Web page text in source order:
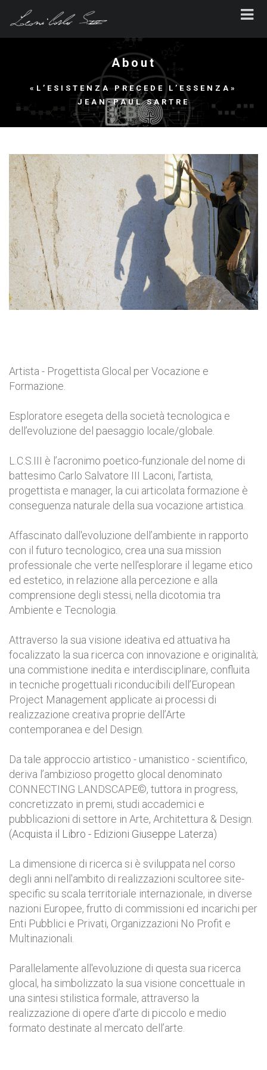
About
«L’ESISTENZA PRECEDE L’ESSENZA»
JEAN-PAUL SARTRE
Artista - Progettista Glocal per Vocazione e
Formazione.
Esploratore esegeta della società tecnologica e
dell’evoluzione del paesaggio locale/globale.
L.C.S.III è l’acronimo poetico-funzionale del nome di
battesimo Carlo Salvatore III Laconi, l’artista,
progettista e manager, la cui articolata formazione è
conseguenza naturale della sua vocazione artistica.
Affascinato dall'evoluzione dell’ambiente in rapporto
con il futuro tecnologico, crea una sua mission
professionale che verte nell'esplorare il legame etico
ed estetico, in relazione alla percezione e alla
comprensione degli stessi, nella dicotomia tra
Ambiente e Tecnologia.
Attraverso la sua visione ideativa ed attuativa ha
focalizzato la sua ricerca con innovazione e originalità;
una commistione inedita e interdisciplinare, confluita
in tecniche progettuali riconducibili dell’European
Project Management applicate ai processi di
realizzazione creativa proprie dell’Arte
contemporanea e del Design.
Da tale approccio artistico - umanistico - scientifico,
deriva l’ambizioso progetto glocal denominato
CONNECTING LANDSCAPE©, tuttora in progress,
concretizzato in premi, studi accademici e
pubblicazioni di settore in Arte, Architettura & Design.
(Acquista il Libro - Edizioni Giuseppe Laterza)
La dimensione di ricerca si è sviluppata nel corso
degli anni nell'ambito di realizzazioni scultoree site-
specific su scala territoriale internazionale, in diverse
nazioni Europee, frutto di commissioni ed incarichi per
Enti Pubblici e Privati, Organizzazioni No Profit e
Multinazionali.
Parallelamente all'evoluzione di questa sua ricerca
glocal, ha simbolizzato la sua visione concettuale in
una sintesi stilistica formale, attraverso la
realizzazione di opere d’arte di piccolo e medio
formato destinate al mercato dell’arte.